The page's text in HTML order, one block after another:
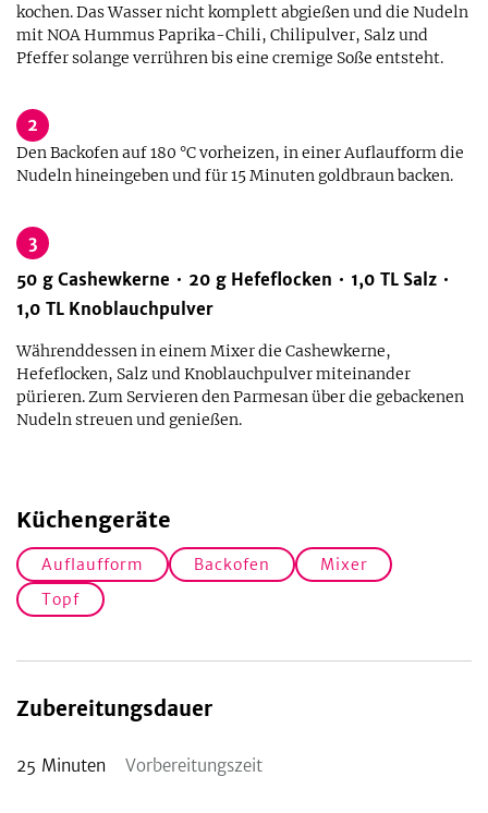
kochen. Das Wasser nicht komplett abgießen und die Nudeln
mit NOA Hummus Paprika-Chili, Chilipulver, Salz und
Pfeffer solange verrühren bis eine cremige Soße entsteht.
2
Den Backofen auf 180 °C vorheizen, in einer Auflaufform die
Nudeln hineingeben und für 15 Minuten goldbraun backen.
3
50 g Cashewkerne 20 g Hefeflocken 1,0 TL Salz
1,0 TL Knoblauchpulver
Währenddessen in einem Mixer die Cashewkerne,
Hefeflocken, Salz und Knoblauchpulver miteinander
pürieren. Zum Servieren den Parmesan über die gebackenen
Nudeln streuen und genießen.
Küchengeräte
Auflaufform Backofen
Mixer
Topf
Zubereitungsdauer
25 Minuten Vorbereitungszeit